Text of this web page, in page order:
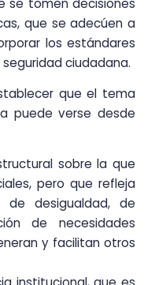
que se adecúen a
los estándares
ciudadana.
que el tema
puede verse desde
sobre la que
pero que refleja
de desigualdad, de
de necesidades
y facilitan otros